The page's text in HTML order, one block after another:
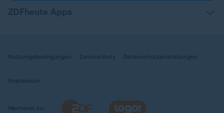
Nutzungsbedingungen Datenschutz Datenschutzeinstellungen
Impressum
Wechseln zu: